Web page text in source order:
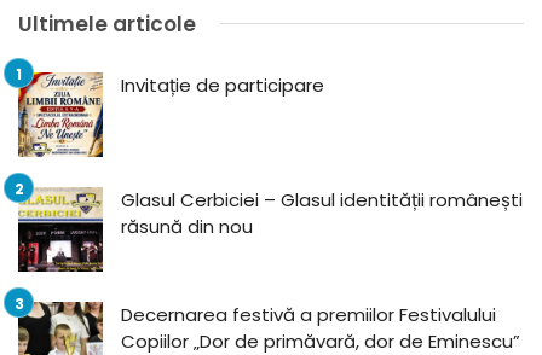
Ultimele articole
Invitație de participare
Glasul Cerbiciei – Glasul identității românești
răsună din nou
Decernarea festivă a premiilor Festivalului
Copiilor „Dor de primăvară, dor de Eminescu”